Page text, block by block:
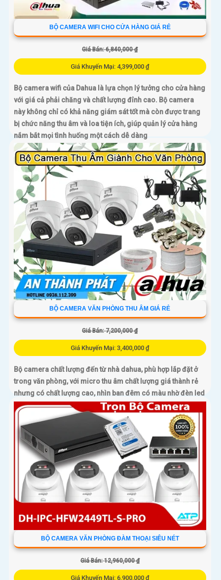
BỘ CAMERA WIFI CHO CỬA HÀNG GIÁ RẺ
Giá Bán: 6,840,000 ₫
Giá Khuyến Mại: 4,399,000 ₫
Bộ camera wifi của Dahua là lựa chọn lý tưởng cho cửa hàng
với giá cả phải chăng và chất lượng đỉnh cao. Bộ camera
này không chỉ có khả năng giám sát tốt mà còn được trang
bị chức năng thu âm và loa tiện ích, giúp quản lý cửa hàng
nắm bắt mọi tình huống một cách dễ dàng
BỘ CAMERA VĂN PHÒNG THU ÂM GIÁ RẺ
Giá Bán: 7,200,000 ₫
Giá Khuyến Mại: 3,400,000 ₫
Bộ camera chất lượng đến từ nhà dahua, phù hợp lắp đặt ở
trong văn phòng, với micro thu âm chất lượng giá thành rẻ
nhưng có chất lượng cao, nhìn ban đêm có màu nhờ đèn led
15m nhìn hồng ngoại 30m
BỘ CAMERA VĂN PHÒNG ĐÀM THOẠI SIÊU NÉT
Giá Bán: 12,960,000 ₫
Giá Khuyến Mại: 6,900,000 ₫